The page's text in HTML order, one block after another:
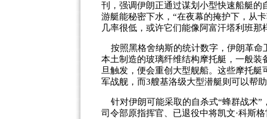
刊，强调伊朗正通过谋划小型快速船艇
游艇能秘密下水，“在夜幕的掩护下，从
几率很低，或许它们能像阿富汗塔利班那
按照黑格舍纳斯的统计数字，伊朗革命
本土制造的玻璃纤维结构摩托艇，一般
旦触发，便会重创大型舰船。这些摩托
军战舰，而3艘基洛级大型潜艇则可以帮
针对伊朗可能采取的自杀式“蜂群战术”
司令部原指挥官、已退役中将凯文·科斯